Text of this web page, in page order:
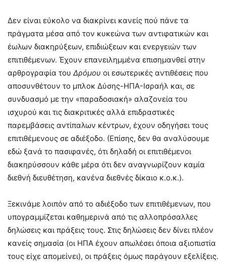
Δεν είναι εύκολο να διακρίνει κανείς πού πάνε τα
πράγματα μέσα από τον κυκεώνα των αντιφατικών και
έωλων διακηρύξεων, επιδιώξεων και ενεργειών των
επιτιθέμενων. Έχουν επανειλημμένα επισημανθεί στην
αρθρογραφία του Δρόμου οι εσωτερικές αντιθέσεις που
αποσυνθέτουν το μπλοκ Δύσης-ΗΠΑ-Ισραήλ και, σε
συνδυασμό με την «παραδοσιακή» αλαζονεία του
ισχυρού και τις διακριτικές αλλά επιδραστικές
παρεμβάσεις αντίπαλων κέντρων, έχουν οδηγήσει τους
επιτιθέμενους σε αδιέξοδο. (Επίσης, δεν θα αναλύσουμε
εδώ ξανά το πασιφανές, ότι δηλαδή οι επιτιθέμενοι
διακηρύσσουν κάθε μέρα ότι δεν αναγνωρίζουν καμία
διεθνή διευθέτηση, κανένα διεθνές δίκαιο κ.ο.κ.).
Ξεκινάμε λοιπόν από το αδιέξοδο των επιτιθέμενων, που
υπογραμμίζεται καθημερινά από τις αλλοπρόσαλλες
δηλώσεις και πράξεις τους. Στις δηλώσεις δεν δίνει πλέον
κανείς σημασία (οι ΗΠΑ έχουν απωλέσει όποια αξιοπιστία
τους είχε απομείνει), οι πράξεις όμως παράγουν εξελίξεις.